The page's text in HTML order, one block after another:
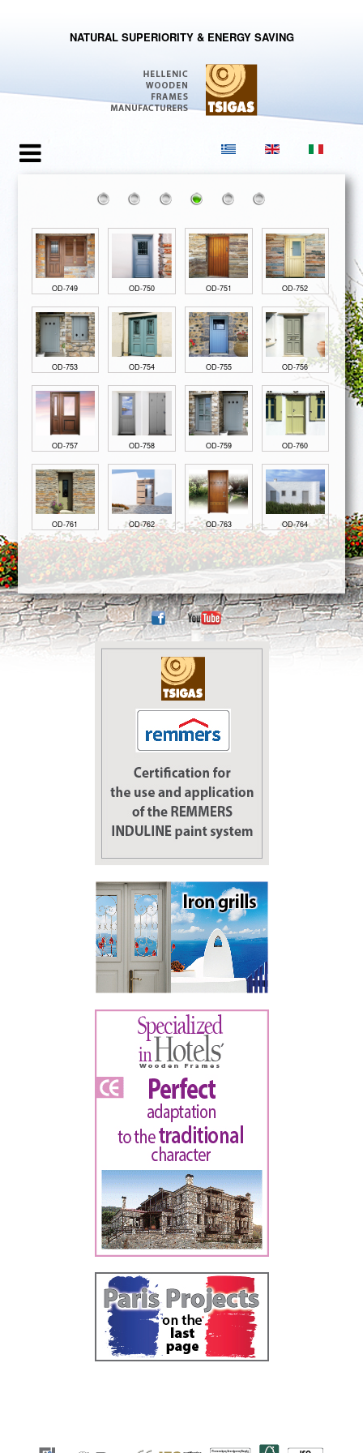
NATURAL SUPERIORITY & ENERGY SAVING
OD-749 OD-750 OD-751 OD-752
OD-753 OD-754 OD-755 OD-756
OD-757 OD-758 OD-759 OD-760
OD-761 OD-762 OD-763 OD-764